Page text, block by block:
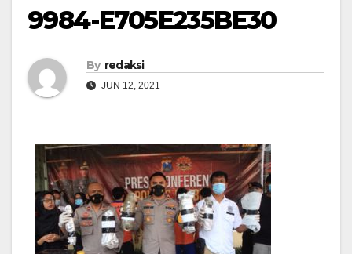
9984-E705E235BE30
By redaksi
JUN 12, 2021